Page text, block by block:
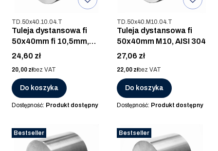
Kod produktu
TD.50x40.10.04.T
Tuleja dystansowa fi
50x40mm fi 10,5mm,
AISI 304
Cena
24,60 zł
Cena
20,00 złbez VAT
Do koszyka
Dostępność: Produkt dostępny
Kod produktu
TD.50x40.M10.04.T
Tuleja dystansowa fi
50x40mm M10, AISI 304
Cena
27,06 zł
Cena
22,00 złbez VAT
Do koszyka
Dostępność: Produkt dostępny
Bestseller Bestseller